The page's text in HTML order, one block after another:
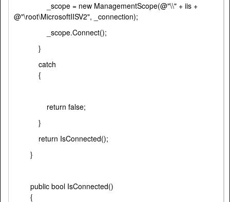
_scope = new ManagementScope(@"\\" + iis +
@"\root\MicrosoftIISV2", _connection);
_scope.Connect();
}
catch
{
return false;
}
return IsConnected();
}
public bool IsConnected()
{